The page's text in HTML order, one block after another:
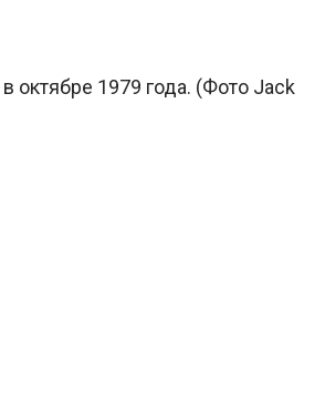
октябре 1979 года. (Фото Jack